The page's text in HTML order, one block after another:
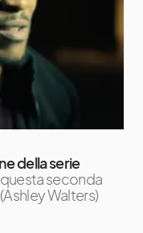
della serie
questa seconda
Walters)